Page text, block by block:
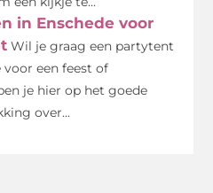
in Enschede voor
Wil je graag een partytent
voor een feest of
je hier op het goede
over...